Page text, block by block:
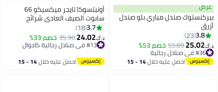
22
عرض
بيركنستوك صندل مياري بلو صندل
أزرق
3.8
23
د.ك‏25.02
53.89خصم 53%
#36 في صنادل رجالية
#36 في صنادل رجالية احصل عليه خلال 14 - 15
أونيتسوكا تايجر ميكسيكو 66
سابوت الصيف العادي شرائح
الصنادل - البحرية الأزرق/الأبيض/
الأحمر
3.7
18
د.ك‏24.02
35.90خصم 33%
#13 في صنادل رجالية كاجوال
احصل عليه خلال 14 - 15